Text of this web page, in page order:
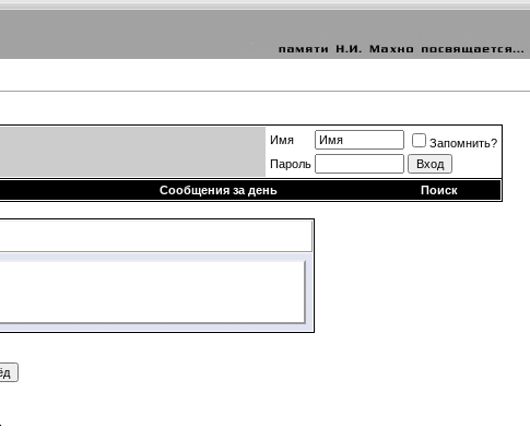
Имя
Запомнить?
Пароль
Сообщения за день Поиск